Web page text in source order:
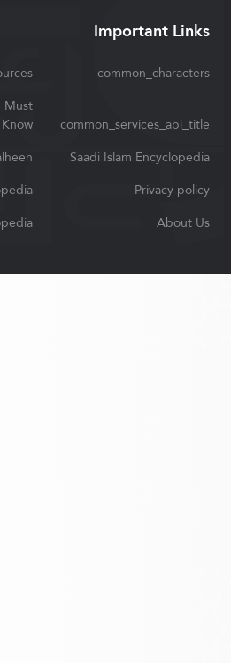
Important
Must
Know
Saadi Islam
Al-Salheen
encyclopedia
encyclopedia